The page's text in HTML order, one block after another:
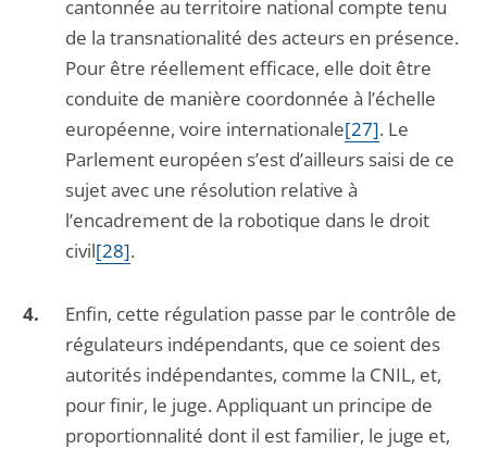
cantonnée au territoire national compte tenu
de la transnationalité des acteurs en présence.
Pour être réellement efficace, elle doit être
conduite de manière coordonnée à l’échelle
européenne, voire internationale[27]. Le
Parlement européen s’est d’ailleurs saisi de ce
sujet avec une résolution relative à
l’encadrement de la robotique dans le droit
civil[28].
Enfin, cette régulation passe par le contrôle de
régulateurs indépendants, que ce soient des
autorités indépendantes, comme la CNIL, et,
pour finir, le juge. Appliquant un principe de
proportionnalité dont il est familier, le juge et,